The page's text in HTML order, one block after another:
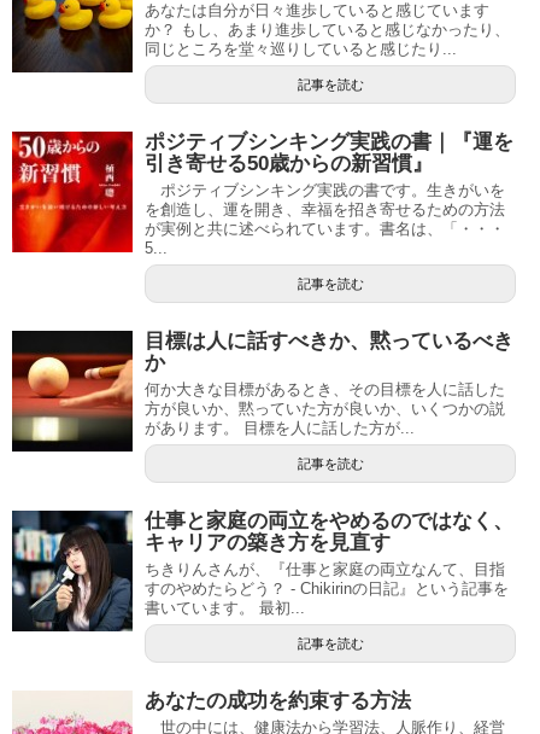
あなたは自分が日々進歩していると感じています
か？ もし、あまり進歩していると感じなかったり、
同じところを堂々巡りしていると感じたり...
記事を読む
ポジティブシンキング実践の書｜『運を
引き寄せる50歳からの新習慣』
ポジティブシンキング実践の書です。生きがいを
を創造し、運を開き、幸福を招き寄せるための方法
が実例と共に述べられています。書名は、「・・・
5...
記事を読む
目標は人に話すべきか、黙っているべき
か
何か大きな目標があるとき、その目標を人に話した
方が良いか、黙っていた方が良いか、いくつかの説
があります。 目標を人に話した方が...
記事を読む
仕事と家庭の両立をやめるのではなく、
キャリアの築き方を見直す
ちきりんさんが、『仕事と家庭の両立なんて、目指
すのやめたらどう？ - Chikirinの日記』という記事を
書いています。 最初...
記事を読む
あなたの成功を約束する方法
世の中には、健康法から学習法、人脈作り、経営